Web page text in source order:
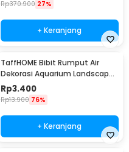
Rp370.900 27%
+ Keranjang
TaffHOME Bibit Rumput Air
Dekorasi Aquarium Landscape
Ornament 10g Big Fescue -
H0027
Rp3.400
Rp13.900 76%
+ Keranjang